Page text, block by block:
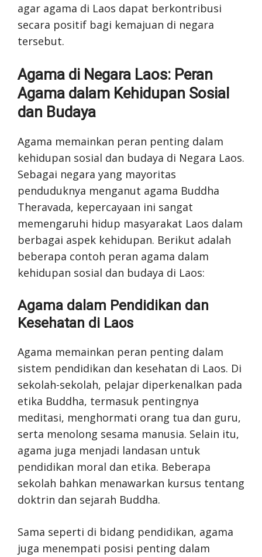
agar agama di Laos dapat berkontribusi
secara positif bagi kemajuan di negara
tersebut.
Agama di Negara Laos: Peran
Agama dalam Kehidupan Sosial
dan Budaya
Agama memainkan peran penting dalam
kehidupan sosial dan budaya di Negara Laos.
Sebagai negara yang mayoritas
penduduknya menganut agama Buddha
Theravada, kepercayaan ini sangat
memengaruhi hidup masyarakat Laos dalam
berbagai aspek kehidupan. Berikut adalah
beberapa contoh peran agama dalam
kehidupan sosial dan budaya di Laos:
Agama dalam Pendidikan dan
Kesehatan di Laos
Agama memainkan peran penting dalam
sistem pendidikan dan kesehatan di Laos. Di
sekolah-sekolah, pelajar diperkenalkan pada
etika Buddha, termasuk pentingnya
meditasi, menghormati orang tua dan guru,
serta menolong sesama manusia. Selain itu,
agama juga menjadi landasan untuk
pendidikan moral dan etika. Beberapa
sekolah bahkan menawarkan kursus tentang
doktrin dan sejarah Buddha.
Sama seperti di bidang pendidikan, agama
juga menempati posisi penting dalam